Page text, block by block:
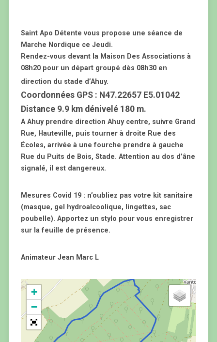
Saint Apo Détente vous propose une séance de
Marche Nordique ce Jeudi.
Rendez-vous devant la Maison Des Associations à
08h20 pour un départ groupé dès 08h30 en
direction du stade d’Ahuy.
Coordonnées GPS : N47.22657 E5.01042
Distance 9.9 km dénivelé 180 m.
A Ahuy prendre direction Ahuy centre, suivre Grand
Rue, Hauteville, puis tourner à droite Rue des
Écoles, arrivée à une fourche prendre à gauche
Rue du Puits de Bois, Stade. Attention au dos d’âne
signalé, il est dangereux.
Mesures Covid 19 : n’oubliez pas votre kit sanitaire
(masque, gel hydroalcoolique, lingettes, sac
poubelle). Apportez un stylo pour vous enregistrer
sur la feuille de présence.
Animateur Jean Marc L
+
−